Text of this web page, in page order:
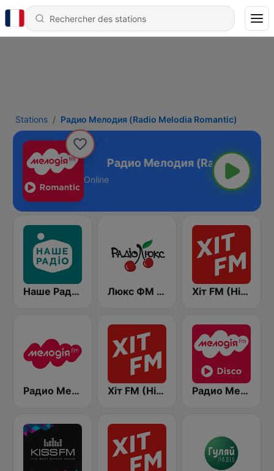
Stations Радио Мелодия (Radio Melodia Romantic)
Romantic)
Online
Наше Радио (Nashe Radio) 107.9 Люкс ФМ Україна - Lux FM Ukraine Хіт FM (Hit FM)
Радио Мелодия (Radio Melodia) Хіт FM (Hit FM) - Top Радио Мелодия (Radio Melodia Disco)